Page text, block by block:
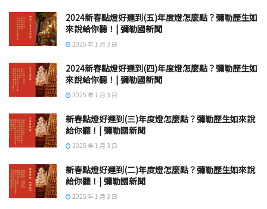
2024新春點燈好運到(五)年度燈怎麼點？彌勒歷生如
來說給你聽！| 彌勒國新聞
2025 年 1 月 3 日
2024新春點燈好運到(四)年度燈怎麼點？彌勒歷生如
來說給你聽！| 彌勒國新聞
2025 年 1 月 3 日
新春點燈好運到(三)年度燈怎麼點？彌勒歷生如來說
給你聽！| 彌勒國新聞
2025 年 1 月 3 日
新春點燈好運到(二)年度燈怎麼點？彌勒歷生如來說
給你聽！| 彌勒國新聞
2025 年 1 月 3 日